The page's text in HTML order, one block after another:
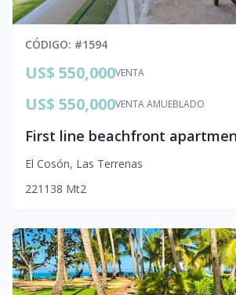
CÓDIGO: #1594
VENTA
US$ 550,000
VENTA AMUEBLADO
US$ 550,000
El Cosón, Las Terrenas
221 138 Mt2